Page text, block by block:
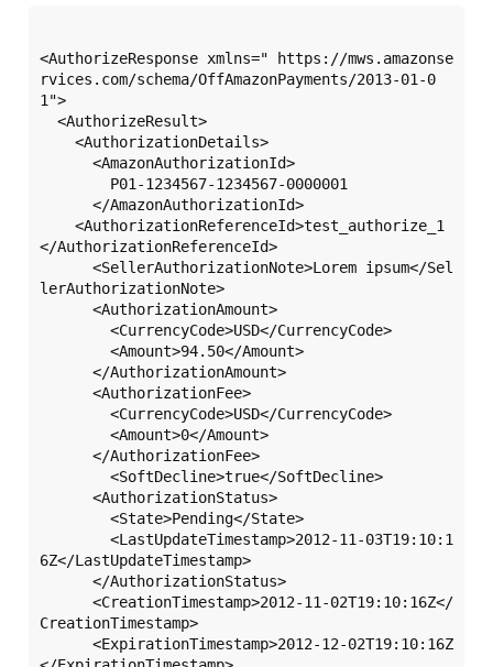
<AuthorizeResponse xmlns=" https://mws.amazonse
rvices.com/schema/OffAmazonPayments/2013-01-0
1">
</AuthorizationReferenceId>
lerAuthorizationNote>
6Z</LastUpdateTimestamp>
CreationTimestamp>